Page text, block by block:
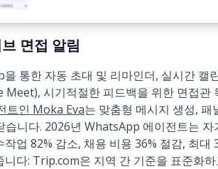
면접 알림
통한 자동 초대 및 리마인더, 실시간 캘
시기적절한 피드백을 위한 면접관
트인 Moka Eva는 맞춤형 메시지 생성, 패
니다. 2026년 WhatsApp 에이전트는 자
업 82% 감소, 채용 비용 36% 절감, 최대
다: Trip.com은 지역 간 기준을 표준화하